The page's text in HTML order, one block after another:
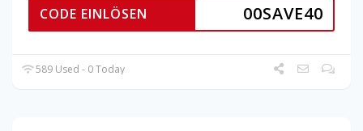
00SAVE40
CODE EINLÖSEN
589 Used - 0 Today